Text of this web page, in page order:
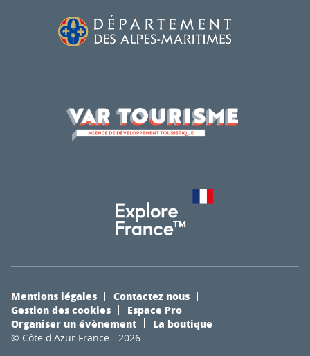
© Côte d'Azur France - 2026
Mentions légales
Contactez nous
Gestion des cookies
Espace Pro
Organiser un évènement
La boutique